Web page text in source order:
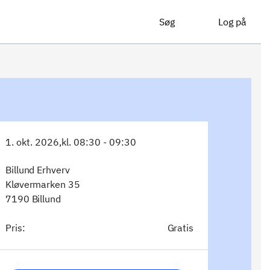
Søg Log på
1. okt. 2026,kl. 08:30 - 09:30
Billund Erhverv
Kløvermarken 35
7190 Billund
Pris: Gratis